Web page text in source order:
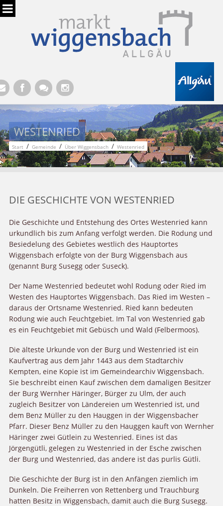
WESTENRIED
Start / Gemeinde / Über Wiggensbach / Westenried
DIE GESCHICHTE VON WESTENRIED
Die Geschichte und Entstehung des Ortes Westenried kann
urkundlich bis zum Anfang verfolgt werden. Die Rodung und
Besiedelung des Gebietes westlich des Hauptortes
Wiggensbach erfolgte von der Burg Wiggensbach aus
(genannt Burg Susegg oder Suseck).
Der Name Westenried bedeutet wohl Rodung oder Ried im
Westen des Hauptortes Wiggensbach. Das Ried im Westen –
daraus der Ortsname Westenried. Ried kann bedeuten
Rodung wie auch Feuchtgebiet. Im Tal von Westenried gab
es ein Feuchtgebiet mit Gebüsch und Wald (Felbermoos).
Die älteste Urkunde von der Burg und Westenried ist ein
Kaufvertrag aus dem Jahr 1443 aus dem Stadtarchiv
Kempten, eine Kopie ist im Gemeindearchiv Wiggensbach.
Sie beschreibt einen Kauf zwischen dem damaligen Besitzer
der Burg Wernher Häringer, Bürger zu Ulm, der auch
zugleich Besitzer von Ländereien um Westenried ist, und
dem Benz Müller zu den Hauggen in der Wiggensbacher
Pfarr. Dieser Benz Müller zu den Hauggen kauft von Wernher
Häringer zwei Gütlein zu Westenried. Eines ist das
Jörgengütli, gelegen zu Westenried in der Esche zwischen
der Burg und Westenried, das andere ist das purlis Gütli.
Die Geschichte der Burg ist in den Anfängen ziemlich im
Dunkeln. Die Freiherren von Rettenberg und Trauchburg
hatten Besitz in Wiggensbach, damit auch die Burg Susegg.